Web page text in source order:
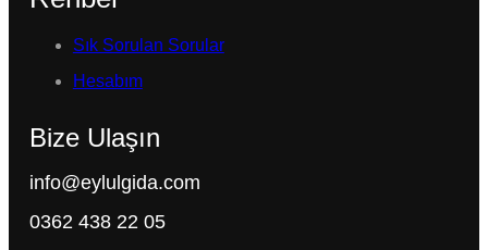
Sık Sorulan Sorular
Hesabım
Bize Ulaşın
info@eylulgida.com
0362 438 22 05